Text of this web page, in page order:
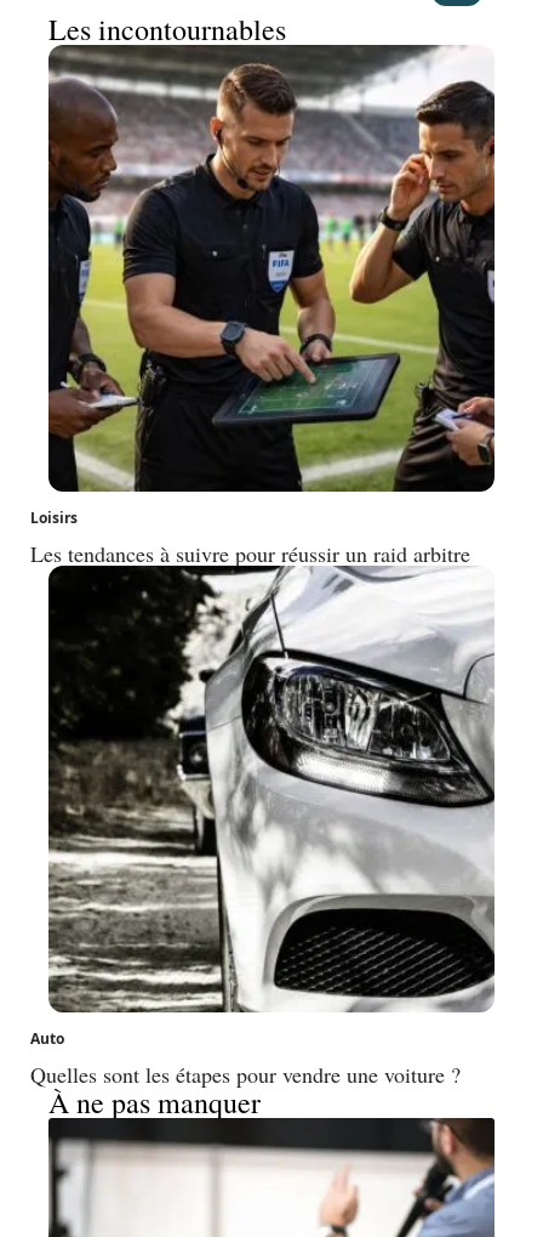
Les incontournables
Loisirs
Les tendances à suivre pour réussir un raid arbitre
Auto
Quelles sont les étapes pour vendre une voiture ?
À ne pas manquer